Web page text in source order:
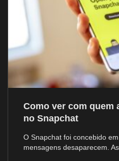
Como ver com quem
no Snapchat
O Snapchat foi concebido
mensagens desaparecem.